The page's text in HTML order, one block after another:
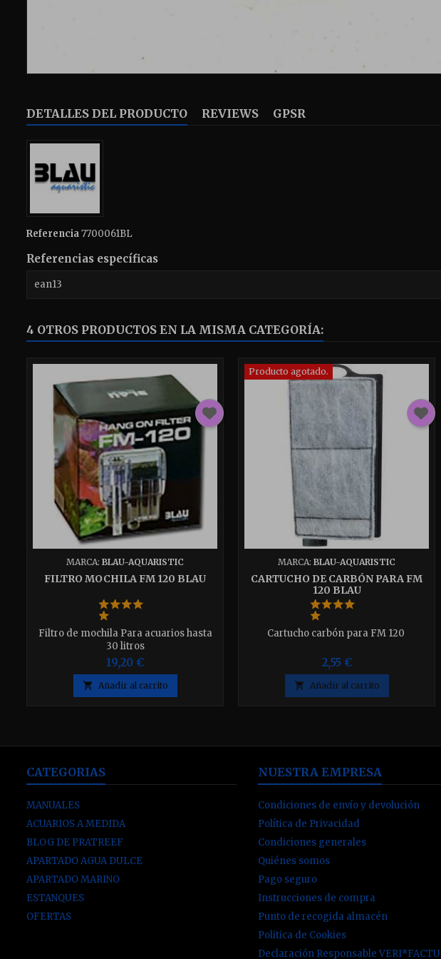
DETALLES DEL PRODUCTO REVIEWS GPSR
Referencia7700061BL
Referencias específicas
ean13
4 OTROS PRODUCTOS EN LA MISMA CATEGORÍA:
MARCA: BLAU-AQUARISTIC
FILTRO MOCHILA FM 120 BLAU
Filtro de mochila Para acuarios hasta
30 litros
19,20 €
 Añadir al carrito
Producto agotado.
MARCA: BLAU-AQUARISTIC
CARTUCHO DE CARBÓN PARA FM
120 BLAU
Cartucho carbón para FM 120
2,55 €
 Añadir al carrito
CATEGORIAS
MANUALES
ACUARIOS A MEDIDA
BLOG DE PRATREEF
APARTADO AGUA DULCE
APARTADO MARINO
ESTANQUES
OFERTAS
NUESTRA EMPRESA
Condiciones de envío y devolución
Política de Privacidad
Condiciones generales
Quiénes somos
Pago seguro
Instrucciones de compra
Punto de recogida almacén
Politica de Cookies
Declaración Responsable VERI*FACTU